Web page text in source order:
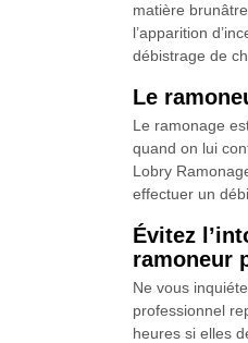
matière
l’apparition
débistrage de
Le
Le ramonage
quand on lui
Lobry
effectuer un
Évitez
ramoneur
Ne vous
professionnel
heures si elles